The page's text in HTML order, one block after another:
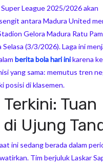
League 2025/2026 akan
antara Madura United
Gelora Madura Ratu
Selasa (3/3/2026). Laga ini
berita bola hari inikarena
yang sama: memutus tren
posisi di klasemen.
Tuan
di Ujung
ini sedang berada dalam
Tim berjuluk Laskar